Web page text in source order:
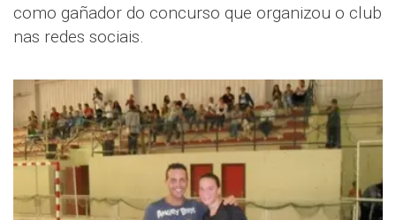
como gañador do concurso que organizou o club
nas redes sociais.